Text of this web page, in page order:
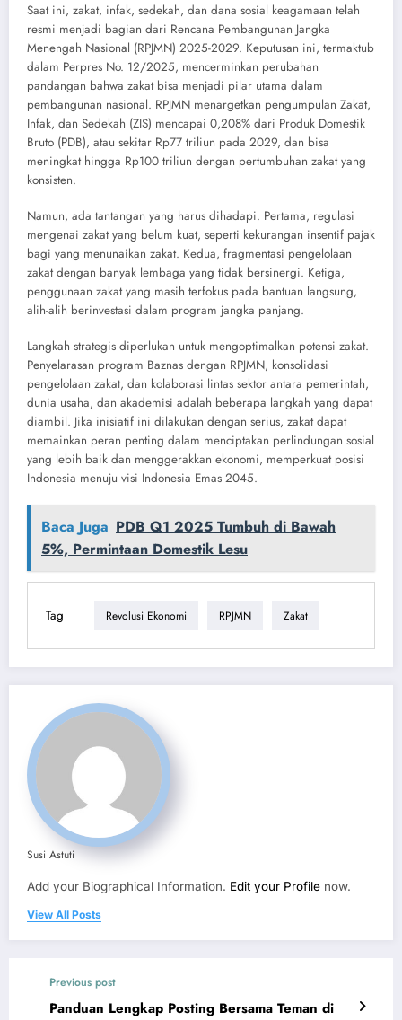
Saat ini, zakat, infak, sedekah, dan dana sosial keagamaan telah
resmi menjadi bagian dari Rencana Pembangunan Jangka
Menengah Nasional (RPJMN) 2025-2029. Keputusan ini, termaktub
dalam Perpres No. 12/2025, mencerminkan perubahan
pandangan bahwa zakat bisa menjadi pilar utama dalam
pembangunan nasional. RPJMN menargetkan pengumpulan Zakat,
Infak, dan Sedekah (ZIS) mencapai 0,208% dari Produk Domestik
Bruto (PDB), atau sekitar Rp77 triliun pada 2029, dan bisa
meningkat hingga Rp100 triliun dengan pertumbuhan zakat yang
konsisten.
Namun, ada tantangan yang harus dihadapi. Pertama, regulasi
mengenai zakat yang belum kuat, seperti kekurangan insentif pajak
bagi yang menunaikan zakat. Kedua, fragmentasi pengelolaan
zakat dengan banyak lembaga yang tidak bersinergi. Ketiga,
penggunaan zakat yang masih terfokus pada bantuan langsung,
alih-alih berinvestasi dalam program jangka panjang.
Langkah strategis diperlukan untuk mengoptimalkan potensi zakat.
Penyelarasan program Baznas dengan RPJMN, konsolidasi
pengelolaan zakat, dan kolaborasi lintas sektor antara pemerintah,
dunia usaha, dan akademisi adalah beberapa langkah yang dapat
diambil. Jika inisiatif ini dilakukan dengan serius, zakat dapat
memainkan peran penting dalam menciptakan perlindungan sosial
yang lebih baik dan menggerakkan ekonomi, memperkuat posisi
Indonesia menuju visi Indonesia Emas 2045.
Baca Juga PDB Q1 2025 Tumbuh di Bawah
5%, Permintaan Domestik Lesu
Tag Revolusi Ekonomi RPJMN Zakat
Susi Astuti
Add your Biographical Information. Edit your Profile now.
View All Posts
Previous post
Panduan Lengkap Posting Bersama Teman di